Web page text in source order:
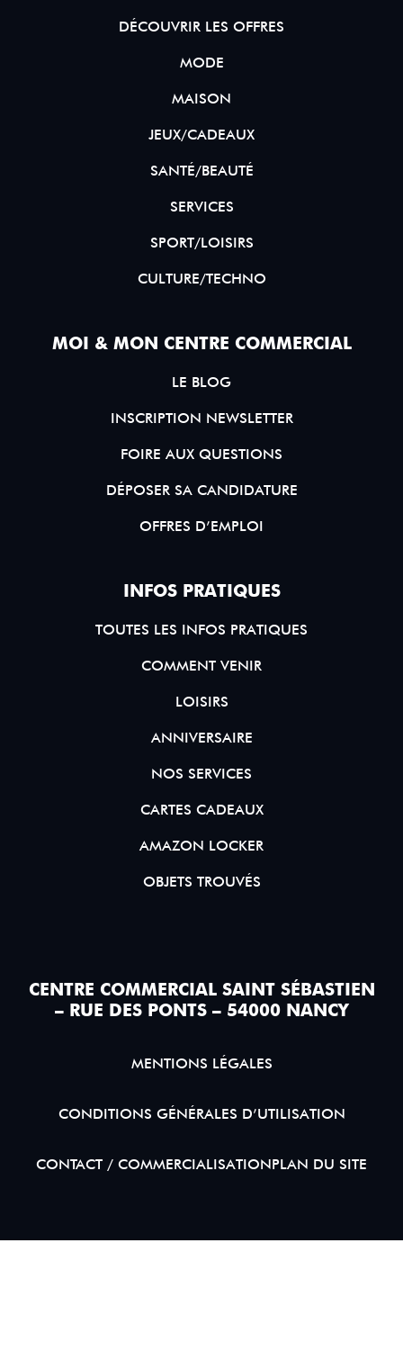
DÉCOUVRIR LES OFFRES
MODE
MAISON
JEUX/CADEAUX
SANTÉ/BEAUTÉ
SERVICES
SPORT/LOISIRS
CULTURE/TECHNO
MOI & MON CENTRE COMMERCIAL
LE BLOG
INSCRIPTION NEWSLETTER
FOIRE AUX QUESTIONS
DÉPOSER SA CANDIDATURE
OFFRES D’EMPLOI
INFOS PRATIQUES
TOUTES LES INFOS PRATIQUES
COMMENT VENIR
LOISIRS
ANNIVERSAIRE
NOS SERVICES
CARTES CADEAUX
AMAZON LOCKER
OBJETS TROUVÉS
CENTRE COMMERCIAL SAINT SÉBASTIEN
– RUE DES PONTS – 54000 NANCY
MENTIONS LÉGALES
CONDITIONS GÉNÉRALES D’UTILISATION
CONTACT / COMMERCIALISATIONPLAN DU SITE